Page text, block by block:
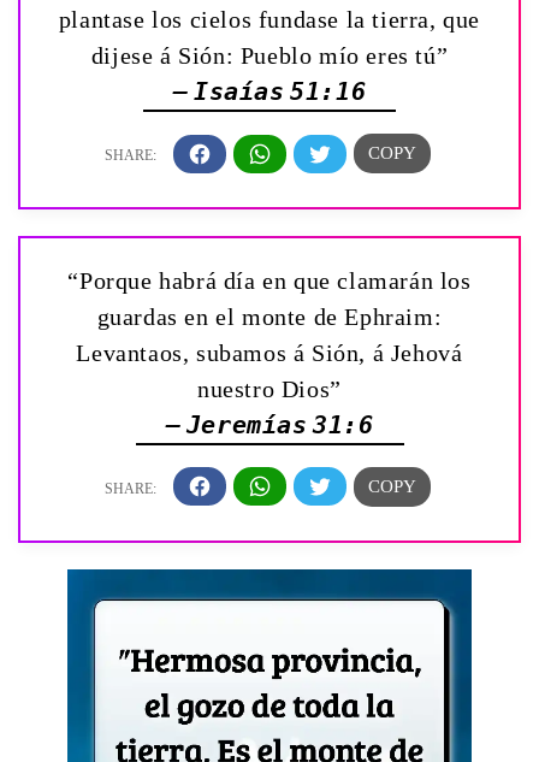
plantase los cielos fundase la tierra, que
dijese á Sión: Pueblo mío eres tú”
— Isaías 51:16
“Porque habrá día en que clamarán los
guardas en el monte de Ephraim:
Levantaos, subamos á Sión, á Jehová
nuestro Dios”
— Jeremías 31:6